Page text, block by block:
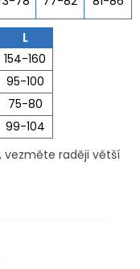
L
154-160
95-100
75-80
99-104
vezměte raději větší